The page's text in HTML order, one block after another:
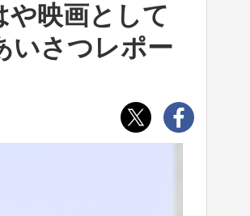
や映画として
いさつレポー